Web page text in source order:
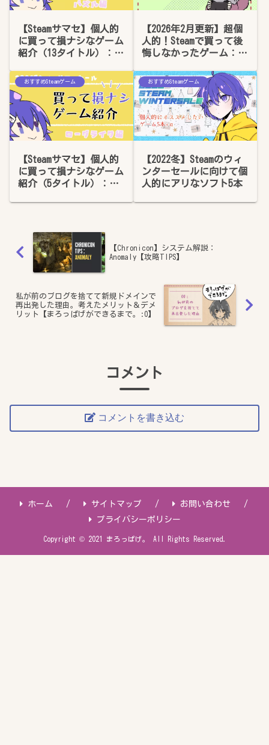
【Steamサマセ】個人的
に買って損ナシなゲーム
紹介（13タイトル）：パ
【2026年2月更新】超個
人的！Steamで買って後
悔しなかったゲーム：ハ
おすすめSteamゲーム
【Steamサマセ】個人的
に買って損ナシなゲーム
紹介（5タイトル）：ロ
おすすめSteamゲーム
【2022冬】Steamのウィ
ンターセールに向けて個
人的にアリなソフト5本
【Chronicon】システム解説：
Anomaly【攻略TIPS】
私が前のブログを捨てて新規ドメインで
再出発した理由。考えたメリット＆デメ
リット【まろっぱげができるまで。:0】
コメント
コメントを書き込む
ホーム サイトマップ
お問い合わせ
プライバシーポリシー
Copyright © 2021 まろっぱげ。 All Rights Reserved.